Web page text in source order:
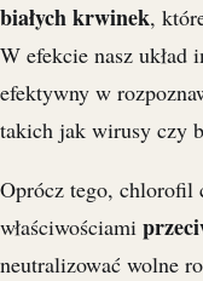
białych krwinek,
W efekcie nasz układ
efektywny w
takich jak wirusy czy
Oprócz tego, chlorofil
właściwościami
neutralizować wolne